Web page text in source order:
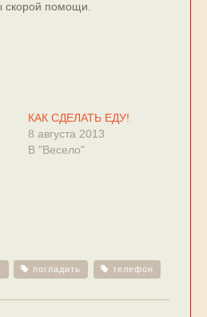
скорой помощи.
КАК СДЕЛАТЬ ЕДУ!
8 августа 2013
В "Весело"
погладить телефон